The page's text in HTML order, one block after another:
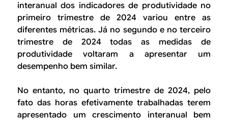
interanual dos indicadores de produtividade no
primeiro trimestre de 2024 variou entre as
diferentes métricas. Já no segundo e no terceiro
trimestre de 2024 todas as medidas de
produtividade voltaram a apresentar um
desempenho bem similar.
No entanto, no quarto trimestre de 2024, pelo
fato das horas efetivamente trabalhadas terem
apresentado um crescimento interanual bem